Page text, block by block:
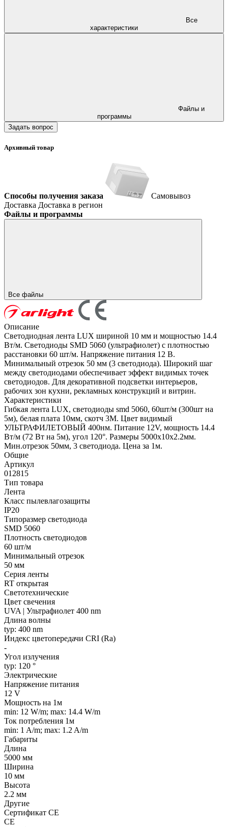
характеристики
программы
Задать вопрос
Архивный товар
Способы получения заказа
Самовывоз
Доставка Доставка в регион
Файлы и программы
Все файлы
Описание
Светодиодная лента LUX шириной 10 мм и мощностью 14.4
Вт/м. Светодиоды SMD 5060 (ультрафиолет) с плотностью
расстановки 60 шт/м. Напряжение питания 12 В.
Минимальный отрезок 50 мм (3 светодиода). Широкий шаг
между светодиодами обеспечивает эффект видимых точек
светодиодов. Для декоративной подсветки интерьеров,
рабочих зон кухни, рекламных конструкций и витрин.
Характеристики
Гибкая лента LUX, светодиоды smd 5060, 60шт/м (300шт на
5м), белая плата 10мм, скотч 3М. Цвет видимый
УЛЬТРАФИЛЕТОВЫЙ 400нм. Питание 12V, мощность 14.4
Вт/м (72 Вт на 5м), угол 120°. Размеры 5000х10x2.2мм.
Мин.отрезок 50мм, 3 светодиода. Цена за 1м.
Общие
Артикул
012815
Тип товара
Лента
Класс пылевлагозащиты
IP20
Типоразмер светодиода
SMD 5060
Плотность светодиодов
60 шт/м
Минимальный отрезок
50 мм
Серия ленты
RT открытая
Светотехнические
Цвет свечения
UVA | Ультрафиолет 400 nm
Длина волны
typ: 400 nm
Индекс цветопередачи CRI (Ra)
-
Угол излучения
typ: 120 °
Электрические
Напряжение питания
12 V
Мощность на 1м
min: 12 W/m; max: 14.4 W/m
Ток потребления 1м
min: 1 A/m; max: 1.2 A/m
Габариты
Длина
5000 мм
Ширина
10 мм
Высота
2.2 мм
Другие
Сертификат CE
CE